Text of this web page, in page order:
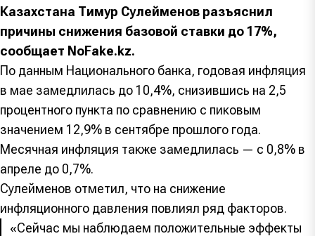
Казахстана Тимур Сулейменов разъяснил
причины снижения базовой ставки до 17%,
сообщает NoFake.kz.
По данным Национального банка, годовая инфляция
в мае замедлилась до 10,4%, снизившись на 2,5
процентного пункта по сравнению с пиковым
значением 12,9% в сентябре прошлого года.
Месячная инфляция также замедлилась — с 0,8% в
апреле до 0,7%.
Сулейменов отметил, что на снижение
инфляционного давления повлиял ряд факторов.
«Сейчас мы наблюдаем положительные эффекты